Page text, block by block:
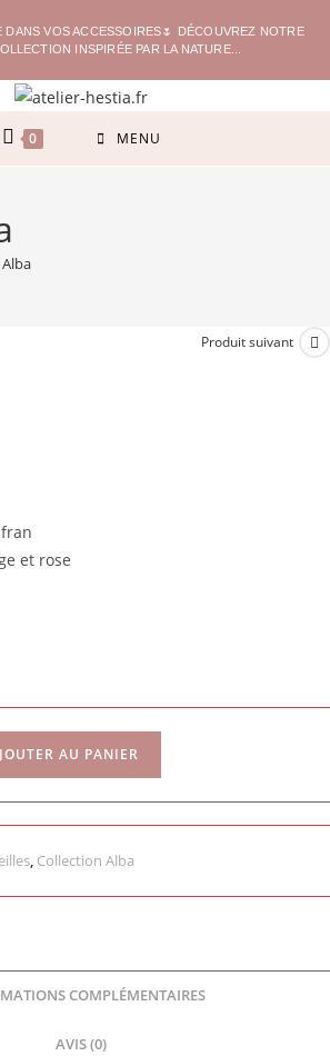
DANS VOS ACCESSOIRES🌷 DÉCOUVREZ NOTRE
INSPIRÉE PAR LA NATURE...
0 MENU
Produit suivant
et rose
AU PANIER
, Collection Alba
COMPLÉMENTAIRES
AVIS (0)